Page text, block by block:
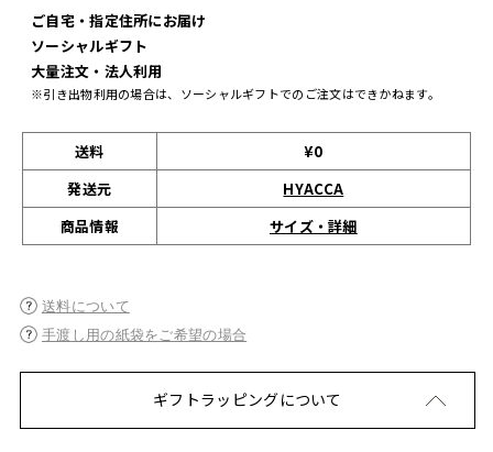
ご自宅・指定住所にお届け
ソーシャルギフト
大量注文・法人利用
※引き出物利用の場合は、ソーシャルギフトでのご注文はできかねます。
送料
¥0
発送元
HYACCA
商品情報
サイズ・詳細
送料について
手渡し用の紙袋をご希望の場合
ギフトラッピングについて